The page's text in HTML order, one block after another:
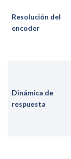
Resolución del
encoder
Dinámica de
respuesta